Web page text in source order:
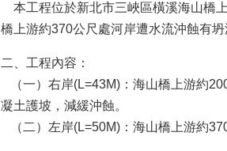
本工程位於新北市三峽區橫溪海山橋
橋上游約370公尺處河岸遭水流沖蝕有
二、工程內容：
（一）右岸(L=43M)：海山橋上游約
凝土護坡，減緩沖蝕。
（二）左岸(L=50M)：海山橋上游約